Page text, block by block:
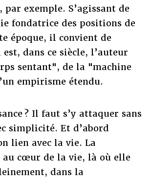
par exemple. S’agissant de
fondatrice des positions de
époque, il convient de
dans ce siècle, l’auteur
sentant", de la "machine
empirisme étendu.
? Il faut s’y attaquer sans
simplicité. Et d’abord
lien avec la vie. La
au cœur de la vie, là où elle
dans la